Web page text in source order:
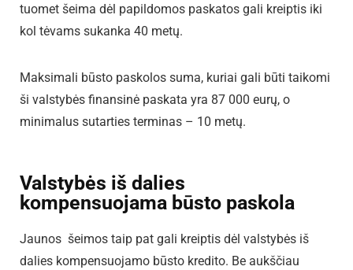
tuomet šeima dėl papildomos paskatos gali kreiptis iki
kol tėvams sukanka 40 metų.
Maksimali būsto paskolos suma, kuriai gali būti taikomi
ši valstybės finansinė paskata yra 87 000 eurų, o
minimalus sutarties terminas – 10 metų.
Valstybės iš dalies
kompensuojama būsto paskola
Jaunos šeimos taip pat gali kreiptis dėl valstybės iš
dalies kompensuojamo būsto kredito. Be aukščiau